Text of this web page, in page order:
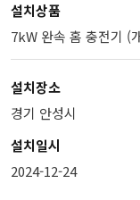
설치상품
7kW 완속 홈 충전기 (
설치장소
경기 안성시
설치일시
2024-12-24